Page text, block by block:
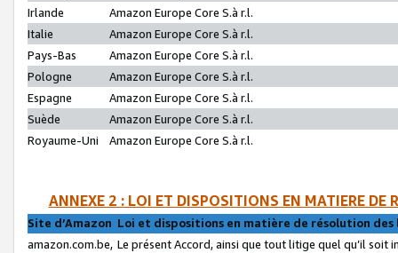
Irlande
Amazon Europe Core S.à r.l.
Italie
Amazon Europe Core S.à r.l.
Pays-Bas
Amazon Europe Core S.à r.l.
Pologne
Amazon Europe Core S.à r.l.
Espagne
Amazon Europe Core S.à r.l.
Suède
Amazon Europe Core S.à r.l.
Royaume-Uni
Amazon Europe Core S.à r.l.
ANNEXE 2 : LOI ET DISPOSITIONS EN MATIERE DE
Site d’Amazon Loi et dispositions en matière de résolution
amazon.com.be, Le présent Accord, ainsi que tout litige quel qu’il soit